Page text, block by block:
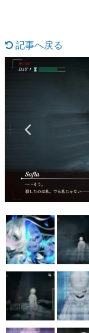
具体
です。
の起
イニ
カテゴリ
特集記事
マンガ
女性向け
アプリレビュー
その他
電ファミニコゲー
運営：株式会社マレ
記事へ戻る